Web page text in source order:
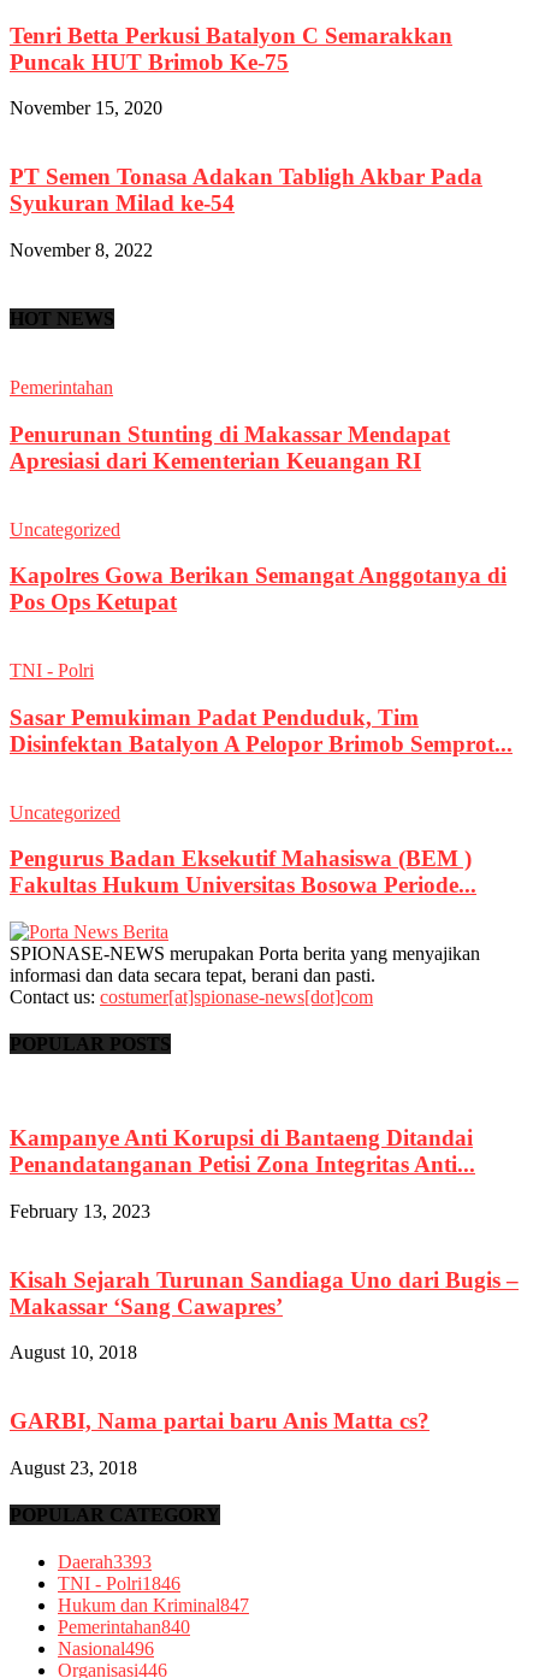
Tenri Betta Perkusi Batalyon C Semarakkan
Puncak HUT Brimob Ke-75
November 15, 2020
PT Semen Tonasa Adakan Tabligh Akbar Pada
Syukuran Milad ke-54
November 8, 2022
HOT NEWS
Pemerintahan
Penurunan Stunting di Makassar Mendapat
Apresiasi dari Kementerian Keuangan RI
Uncategorized
Kapolres Gowa Berikan Semangat Anggotanya di
Pos Ops Ketupat
TNI - Polri
Sasar Pemukiman Padat Penduduk, Tim
Disinfektan Batalyon A Pelopor Brimob Semprot...
Uncategorized
Pengurus Badan Eksekutif Mahasiswa (BEM )
Fakultas Hukum Universitas Bosowa Periode...
SPIONASE-NEWS merupakan Porta berita yang menyajikan
informasi dan data secara tepat, berani dan pasti.
Contact us: costumer[at]spionase-news[dot]com
POPULAR POSTS
Kampanye Anti Korupsi di Bantaeng Ditandai
Penandatanganan Petisi Zona Integritas Anti...
February 13, 2023
Kisah Sejarah Turunan Sandiaga Uno dari Bugis –
Makassar ‘Sang Cawapres’
August 10, 2018
GARBI, Nama partai baru Anis Matta cs?
August 23, 2018
POPULAR CATEGORY
Daerah3393
TNI - Polri1846
Hukum dan Kriminal847
Pemerintahan840
Nasional496
Organisasi446